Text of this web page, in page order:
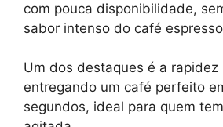
com pouca disponibilidade,
sabor intenso do café
Um dos destaques é a rapidez
entregando um café perfeito
segundos, ideal para quem